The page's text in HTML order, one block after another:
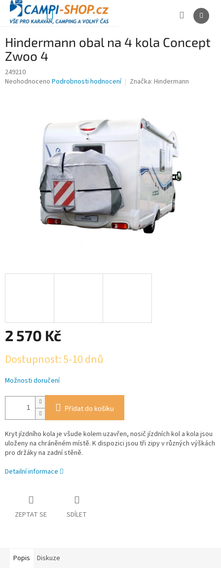
Přejít
obsah
NÁKUPNÍ
Hindermann obal na 4 kola Concept
Zwoo 4
249210
Průměrné
Neohodnoceno Podrobnosti hodnocení Značka: Hindermann
2 570 Kč
cena:
Dostupnost: 5-10 dnů
Možnosti doručení
Přidat do košíku
Kryt jízdního kola je všude kolem uzavřen, nosič jízdních kol a kola jsou
uloženy na chráněném místě. K dispozici jsou tři zipy v různých výškách
pro držáky na zadní stěně.
Detailní informace
ZEPTAT SE SDÍLET
Popis Diskuze